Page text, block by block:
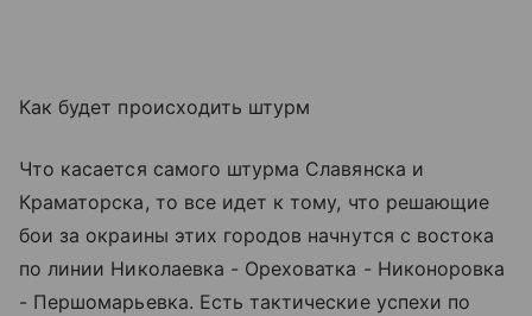
Как будет происходить штурм
Что касается самого штурма Славянска и
Краматорска, то все идет к тому, что решающие
бои за окраины этих городов начнутся с востока
по линии Николаевка - Ореховатка - Никоноровка
- Першомарьевка. Есть тактические успехи по